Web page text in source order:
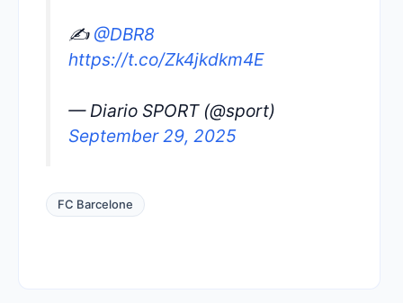
✍️ @DBR8
https://t.co/Zk4jkdkm4E
— Diario SPORT (@sport)
September 29, 2025
FC Barcelone